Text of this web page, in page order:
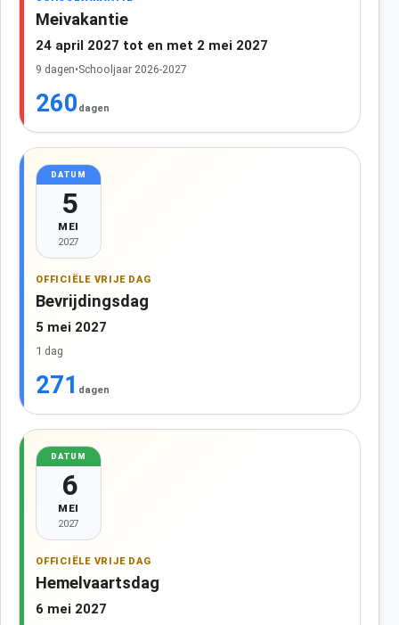
Meivakantie
24 april 2027 tot en met 2 mei 2027
9 dagen•Schooljaar 2026-2027
260 dagen
DATUM
5
MEI
2027
OFFICIËLE VRIJE DAG
Bevrijdingsdag
5 mei 2027
1 dag
271 dagen
DATUM
6
MEI
2027
OFFICIËLE VRIJE DAG
Hemelvaartsdag
6 mei 2027